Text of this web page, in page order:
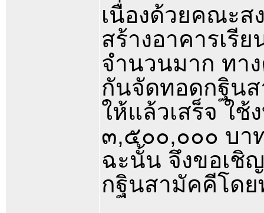
เนื่องด้วยคณะส
สร้างอาคารเรี
จำนวนมาก ทา
กันจัดทอดกฐิน
ให้แล้วเสร็จ ใ
๓,๕๐๐,๐๐๐ บา
ฉะนั้น จึงขอเชิ
กฐินสามัคคีโดย